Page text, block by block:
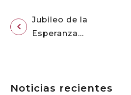
Jubileo de la
Esperanza
nosotros
Noticias recientes